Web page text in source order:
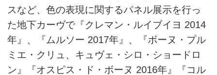
スなど、色の表現に関するパネル展示を行っ
た地下カーヴで『クレマン・ルイブイヨ 2014
年』、『ムルソー 2017年』、『ボーヌ・プル
ミエ・クリュ、キュヴェ・シロ・ショードロ
ン』『オスピス・ド・ボーヌ 2016年』『コル